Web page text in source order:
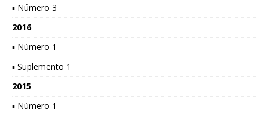
▪ Número 3
2016
▪ Número 1
▪ Suplemento 1
2015
▪ Número 1